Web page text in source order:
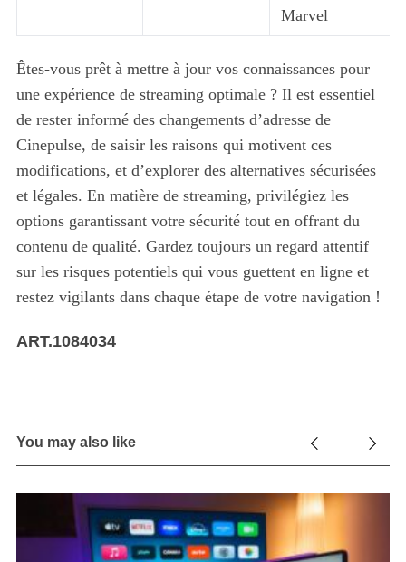
Marvel
Êtes-vous prêt à mettre à jour vos connaissances pour
une expérience de streaming optimale ? Il est essentiel
de rester informé des changements d’adresse de
Cinepulse, de saisir les raisons qui motivent ces
modifications, et d’explorer des alternatives sécurisées
et légales. En matière de streaming, privilégiez les
options garantissant votre sécurité tout en offrant du
contenu de qualité. Gardez toujours un regard attentif
sur les risques potentiels qui vous guettent en ligne et
restez vigilants dans chaque étape de votre navigation !
ART.1084034
You may also like